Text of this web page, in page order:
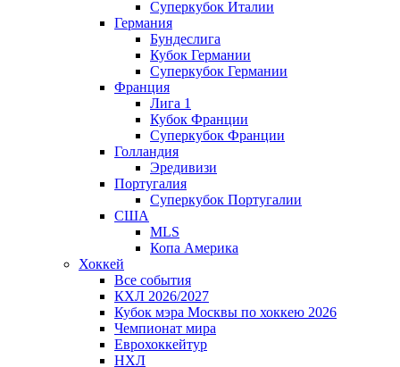
Суперкубок Италии
Германия
Бундеслига
Кубок Германии
Суперкубок Германии
Франция
Лига 1
Кубок Франции
Суперкубок Франции
Голландия
Эредивизи
Португалия
Суперкубок Португалии
США
MLS
Копа Америка
Хоккей
Все события
КХЛ 2026/2027
Кубок мэра Москвы по хоккею 2026
Чемпионат мира
Еврохоккейтур
НХЛ